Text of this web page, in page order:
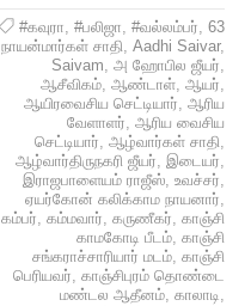
#கவுரா, #பலிஜா, #வல்லம்பர், 63
நாயன்மார்கள் சாதி, Aadhi Saivar,
Saivam, அ ஹோபில ஜீயர்,
ஆசீவிகம், ஆண்டாள், ஆயர்,
ஆயிரவைசிய செட்டியார், ஆரிய
வேளாளர், ஆரிய வைசிய
செட்டியார், ஆழ்வார்கள் சாதி,
ஆழ்வார்திருநகரி ஜீயர், இடையர்,
இராஜபாளையம் ராஜீஸ், உவச்சர்,
ஏயர்கோன் கலிக்காம நாயனார்,
கம்பர், கம்மவார், கருணீகர், காஞ்சி
காமகோடி பீடம், காஞ்சி
சங்கராச்சாரியார் மடம், காஞ்சி
பெரியவர், காஞ்சிபுரம் தொண்டை
மண்டல ஆதீனம், காலாடி,